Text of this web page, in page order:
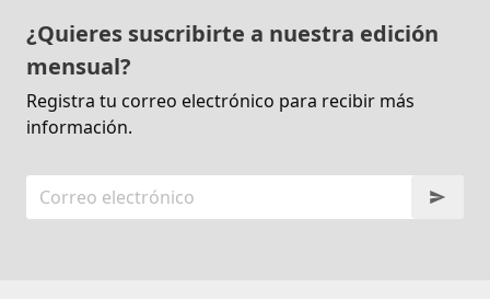
¿Quieres suscribirte a nuestra edición
mensual?
Registra tu correo electrónico para recibir más
información.